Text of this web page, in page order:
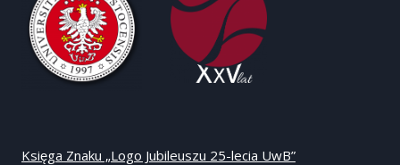
Księga Znaku „Logo Jubileuszu 25-lecia UwB”